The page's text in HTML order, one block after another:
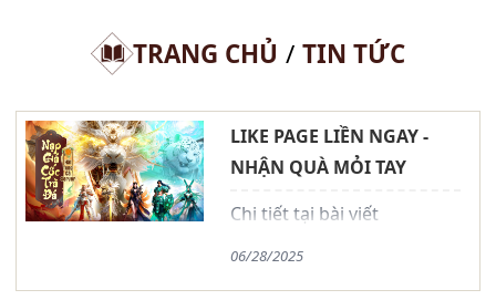
TRANG CHỦ / TIN TỨC
LIKE PAGE LIỀN NGAY -
NHẬN QUÀ MỎI TAY
Chi tiết tại bài viết
06/28/2025